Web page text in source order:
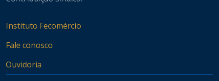
Instituto Fecomércio
Fale conosco
Ouvidoria